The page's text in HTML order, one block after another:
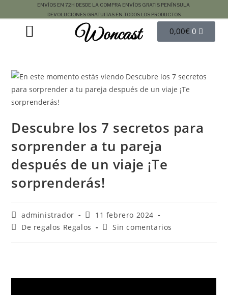
ENVÍOS EN 72H DESDE LA COMPRA ENVÍOS GRATIS PENÍNSULA
DEVOLUCIONES GRATUITAS EN TODOS LOS PRODUCTOS
Woncast 0,00€ 0
Descubre los 7 secretos para
sorprender a tu pareja
después de un viaje ¡Te
sorprenderás!
administrador
11 febrero 2024
De regalos Regalos
Sin comentarios